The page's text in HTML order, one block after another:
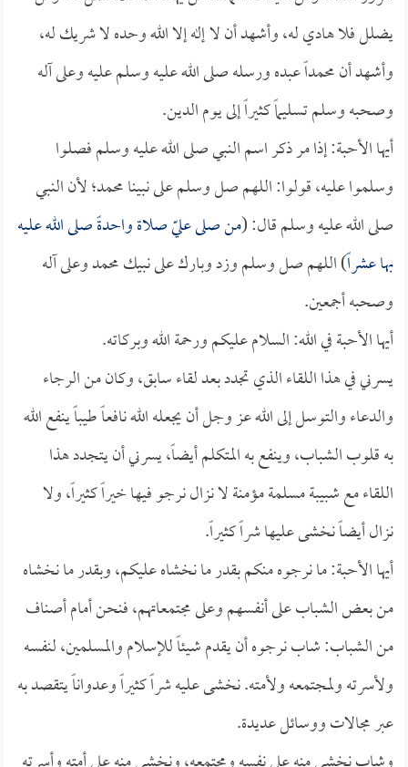
يضلل فلا هادي له، وأشهد أن لا إله إلا الله وحده لا شريك له،
وأشهد أن محمداً عبده ورسله صلى الله عليه وسلم عليه وعلى آله
وصحبه وسلم تسليماً كثيراً إلى يوم الدين.
أيها الأحبة: إذا مر ذكر اسم النبي صلى الله عليه وسلم فصلوا
وسلموا عليه، قولوا: اللهم صل وسلم على نبينا محمد؛ لأن النبي
صلى الله عليه وسلم قال: (من صلى عليّ صلاة واحدةً صلى الله عليه
بها عشراً) اللهم صل وسلم وزد وبارك على نبيك محمد وعلى آله
وصحبه أجمعين.
أيها الأحبة في الله: السلام عليكم ورحمة الله وبركاته.
يسرني في هذا اللقاء الذي تجدد بعد لقاء سابق، وكان من الرجاء
والدعاء والتوسل إلى الله عز وجل أن يجعله الله نافعاً طيباً ينفع الله
به قلوب الشباب، وينفع به المتكلم أيضاً، يسرني أن يتجدد هذا
اللقاء مع شبيبة مسلمة مؤمنة لا نزال نرجو فيها خيراً كثيراً، ولا
نزال أيضاً نخشى عليها شراً كثيراً.
أيها الأحبة: ما نرجوه منكم بقدر ما نخشاه عليكم، وبقدر ما نخشاه
من بعض الشباب على أنفسهم وعلى مجتمعاتهم، فنحن أمام أصناف
من الشباب: شاب نرجوه أن يقدم شيئاً للإسلام والمسلمين، لنفسه
ولأسرته ولمجتمعه ولأمته. نخشى عليه شراً كثيراً وعدواناً يتقصد به
عبر مجالات ووسائل عديدة.